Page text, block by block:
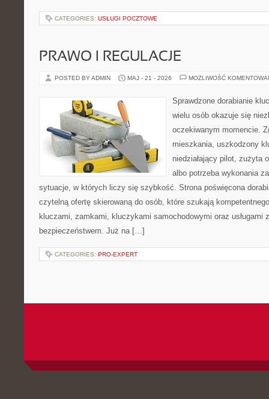
CATEGORIES: USŁUGI POCZTOWE
PRAWO I REGULACJE
POSTED BY ADMIN MAJ - 21 - 2026 MOŻLIWOŚĆ
Sprawdzone dorabianie
wielu osób okazuje się
oczekiwanym momencie.
mieszkania, uszkodzony
niedziałający pilot, zużyta
albo potrzeba wykonania
sytuacje, w których liczy się szybkość. Strona poświęcona
czytelną ofertę skierowaną do osób, które szukają
kluczami, zamkami, kluczykami samochodowymi oraz usługami
bezpieczeństwem. Już na […]
CATEGORIES: PRO-EXPERT